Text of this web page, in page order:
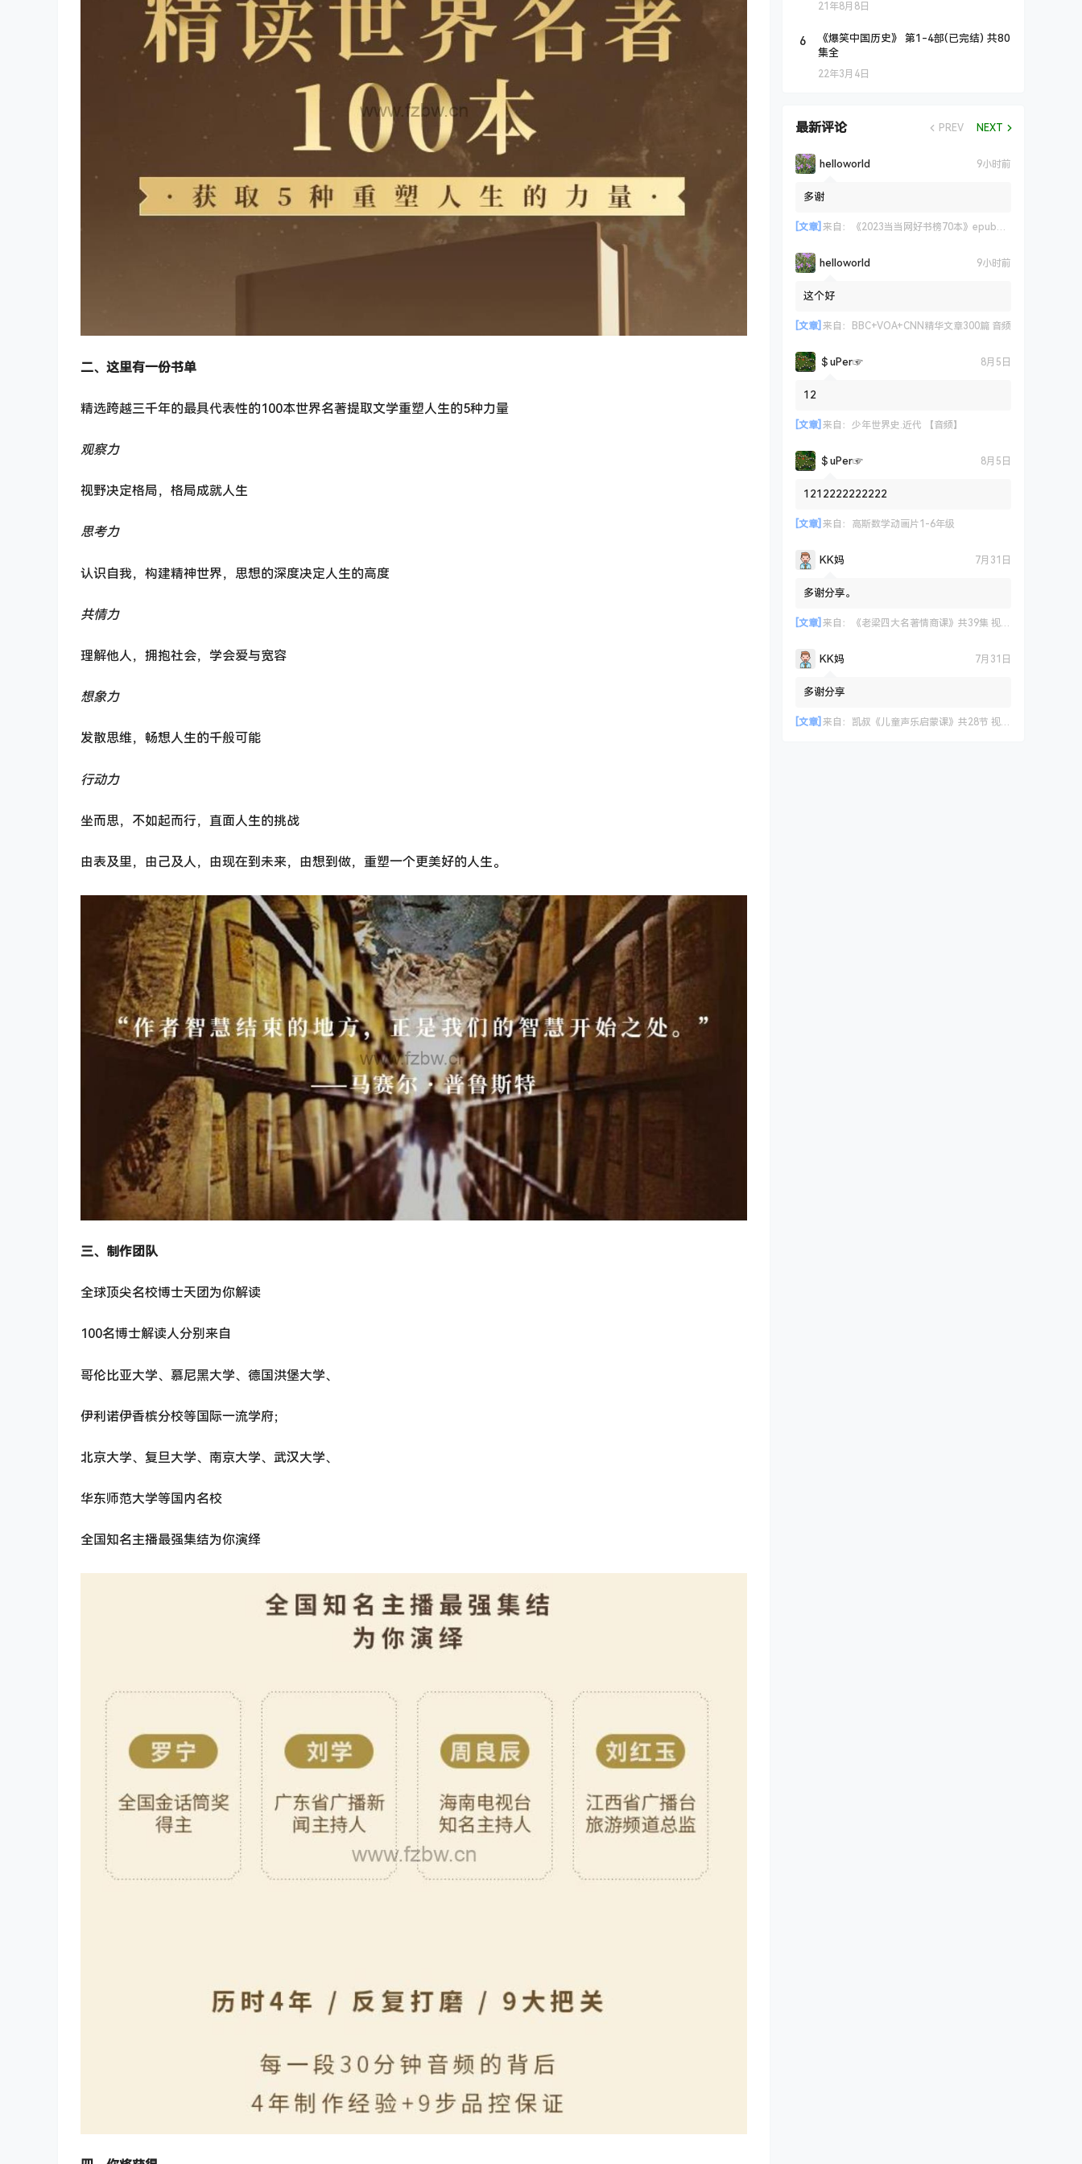
二、这里有一份书单
精选跨越三千年的最具代表性的100本世界名著提取文学重塑人生的5种力量
观察力
视野决定格局，格局成就人生
思考力
认识自我，构建精神世界，思想的深度决定人生的高度
共情力
理解他人，拥抱社会，学会爱与宽容
想象力
发散思维，畅想人生的千般可能
行动力
坐而思，不如起而行，直面人生的挑战
由表及里，由己及人，由现在到未来，由想到做，重塑一个更美好的人生。
三、制作团队
全球顶尖名校博士天团为你解读
100名博士解读人分别来自
哥伦比亚大学、慕尼黑大学、德国洪堡大学、
伊利诺伊香槟分校等国际一流学府；
北京大学、复旦大学、南京大学、武汉大学、
华东师范大学等国内名校
全国知名主播最强集结为你演绎
21年8月8日
6
《爆笑中国历史》 第1-4部(已完结) 共80
集全
22年3月4日
最新评论 PREV NEXT
helloworld 9小时前
多谢
[文章] 来自： 《2023当当网好书榜70本》epub+azw3+mobi格式
helloworld 9小时前
这个好
[文章] 来自： BBC+VOA+CNN精华文章300篇 音频
＄uΡer☞ 8月5日
12
[文章] 来自： 少年世界史.近代 【音频】
＄uΡer☞ 8月5日
1212222222222
[文章] 来自： 高斯数学动画片1-6年级
KK妈 7月31日
多谢分享。
[文章] 来自： 《老梁四大名著情商课》共39集 视频课程
KK妈 7月31日
多谢分享
[文章] 来自： 凯叔《儿童声乐启蒙课》共28节 视频课程